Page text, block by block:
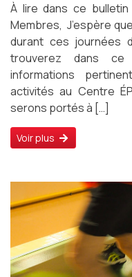
À lire dans ce
Membres, J’espère
durant ces journées
trouverez dans
informations
activités au Centre
serons portés à […]
Voir plus